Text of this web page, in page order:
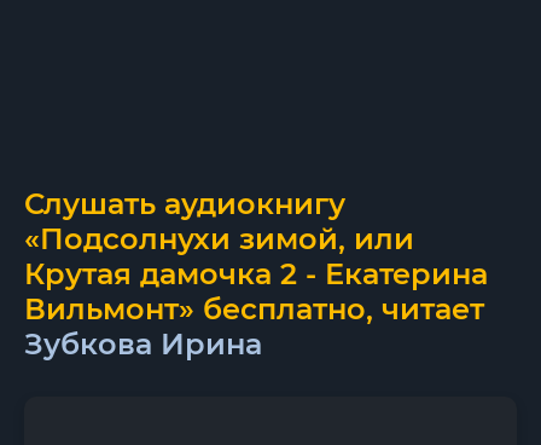
Слушать аудиокнигу
«Подсолнухи зимой, или
Крутая дамочка 2 - Екатерина
Вильмонт» бесплатно, читает
Зубкова Ирина